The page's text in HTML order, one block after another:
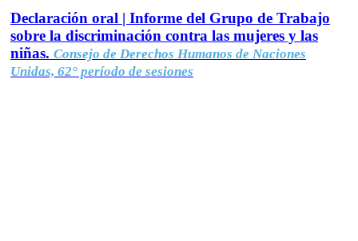
Declaración oral | Informe del Grupo de Trabajo
sobre la discriminación contra las mujeres y las
niñas. Consejo de Derechos Humanos de Naciones
Unidas, 62° período de sesiones